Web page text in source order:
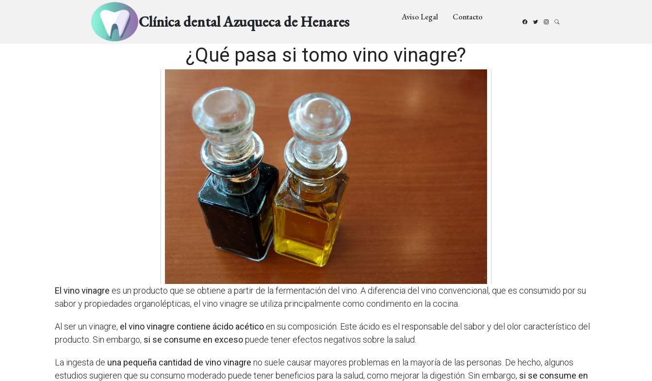
Clínica dental Azuqueca de Henares Aviso Legal Contacto
¿Qué pasa si tomo vino vinagre?
El vino vinagre es un producto que se obtiene a partir de la fermentación del vino. A diferencia del vino convencional, que es consumido por su
sabor y propiedades organolépticas, el vino vinagre se utiliza principalmente como condimento en la cocina.
Al ser un vinagre, el vino vinagre contiene ácido acético en su composición. Este ácido es el responsable del sabor y del olor característico del
producto. Sin embargo, si se consume en excesopuede tener efectos negativos sobre la salud.
La ingesta de una pequeña cantidad de vino vinagre no suele causar mayores problemas en la mayoría de las personas. De hecho, algunos
estudios sugieren que su consumo moderado puede tener beneficios para la salud, como mejorar la digestión. Sin embargo, si se consume en